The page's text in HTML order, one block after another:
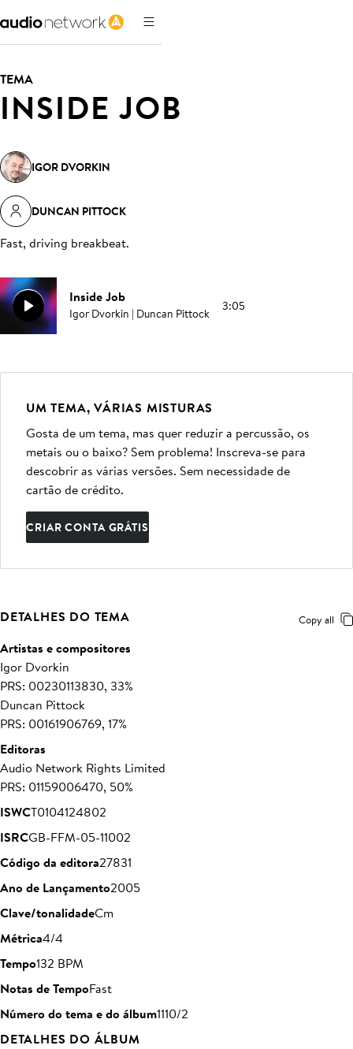
TEMA
INSIDE JOB
IGOR DVORKIN
DUNCAN PITTOCK
Fast, driving breakbeat.
Inside Job
Igor Dvorkin | Duncan Pittock 3:05
UM TEMA, VÁRIAS MISTURAS
Gosta de um tema, mas quer reduzir a percussão, os
metais ou o baixo? Sem problema! Inscreva-se para
descobrir as várias versões. Sem necessidade de
cartão de crédito.
CRIAR CONTA GRÁTIS
DETALHES DO TEMA Copy all
Artistas e compositores
Igor Dvorkin
PRS: 00230113830, 33%
Duncan Pittock
PRS: 00161906769, 17%
Editoras
Audio Network Rights Limited
PRS: 01159006470, 50%
ISWCT0104124802
ISRCGB-FFM-05-11002
Código da editora27831
Ano de Lançamento2005
Clave/tonalidadeCm
Métrica4/4
Tempo132 BPM
Notas de TempoFast
Número do tema e do álbum1110/2
DETALHES DO ÁLBUM